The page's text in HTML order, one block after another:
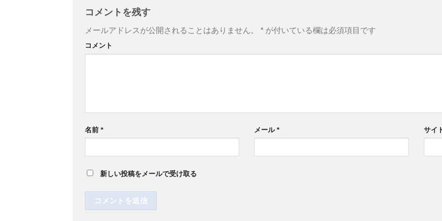
コメントを残す
メールアドレスが公開されることはありません。 * が付いている欄は必須項目です
コメント
名前 * メール* サイ
新しい投稿をメールで受け取る